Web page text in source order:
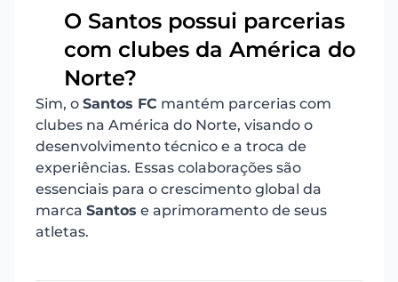
O Santos possui parcerias
com clubes da América do
Norte?
Sim, o Santos FC mantém parcerias com
clubes na América do Norte, visando o
desenvolvimento técnico e a troca de
experiências. Essas colaborações são
essenciais para o crescimento global da
marca Santos e aprimoramento de seus
atletas.